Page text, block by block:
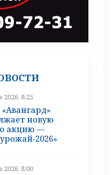
2026, 8:25
«Авангард»
новую
акцию —
2026, 8:00